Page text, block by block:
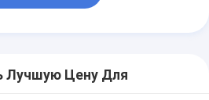
Лучшую Цену Для